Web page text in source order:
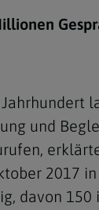
und
2017
davon 150